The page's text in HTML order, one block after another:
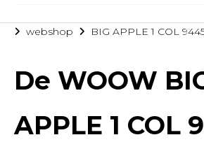
webshop BIG APPLE 1 COL
De WOOW
APPLE 1 COL